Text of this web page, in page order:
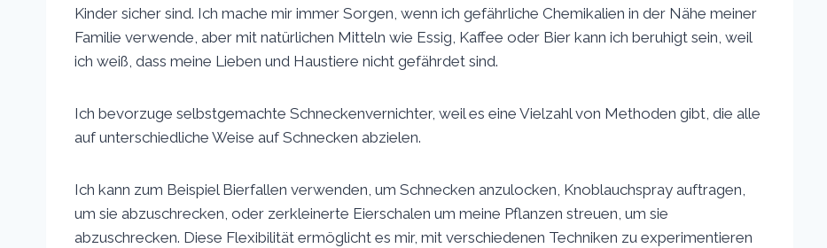
Kinder sicher sind. Ich mache mir immer Sorgen, wenn ich gefährliche Chemikalien in der Nähe meiner
Familie verwende, aber mit natürlichen Mitteln wie Essig, Kaffee oder Bier kann ich beruhigt sein, weil
ich weiß, dass meine Lieben und Haustiere nicht gefährdet sind.
Ich bevorzuge selbstgemachte Schneckenvernichter, weil es eine Vielzahl von Methoden gibt, die alle
auf unterschiedliche Weise auf Schnecken abzielen.
Ich kann zum Beispiel Bierfallen verwenden, um Schnecken anzulocken, Knoblauchspray auftragen,
um sie abzuschrecken, oder zerkleinerte Eierschalen um meine Pflanzen streuen, um sie
abzuschrecken. Diese Flexibilität ermöglicht es mir, mit verschiedenen Techniken zu experimentieren